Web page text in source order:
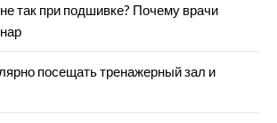
так при подшивке? Почему врачи
посещать тренажерный зал и